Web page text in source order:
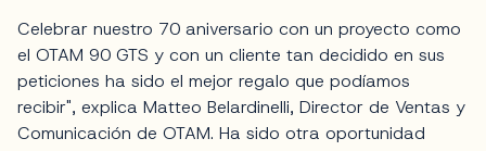
Celebrar nuestro 70 aniversario con un proyecto como
el OTAM 90 GTS y con un cliente tan decidido en sus
peticiones ha sido el mejor regalo que podíamos
recibir", explica Matteo Belardinelli, Director de Ventas y
Comunicación de OTAM. Ha sido otra oportunidad